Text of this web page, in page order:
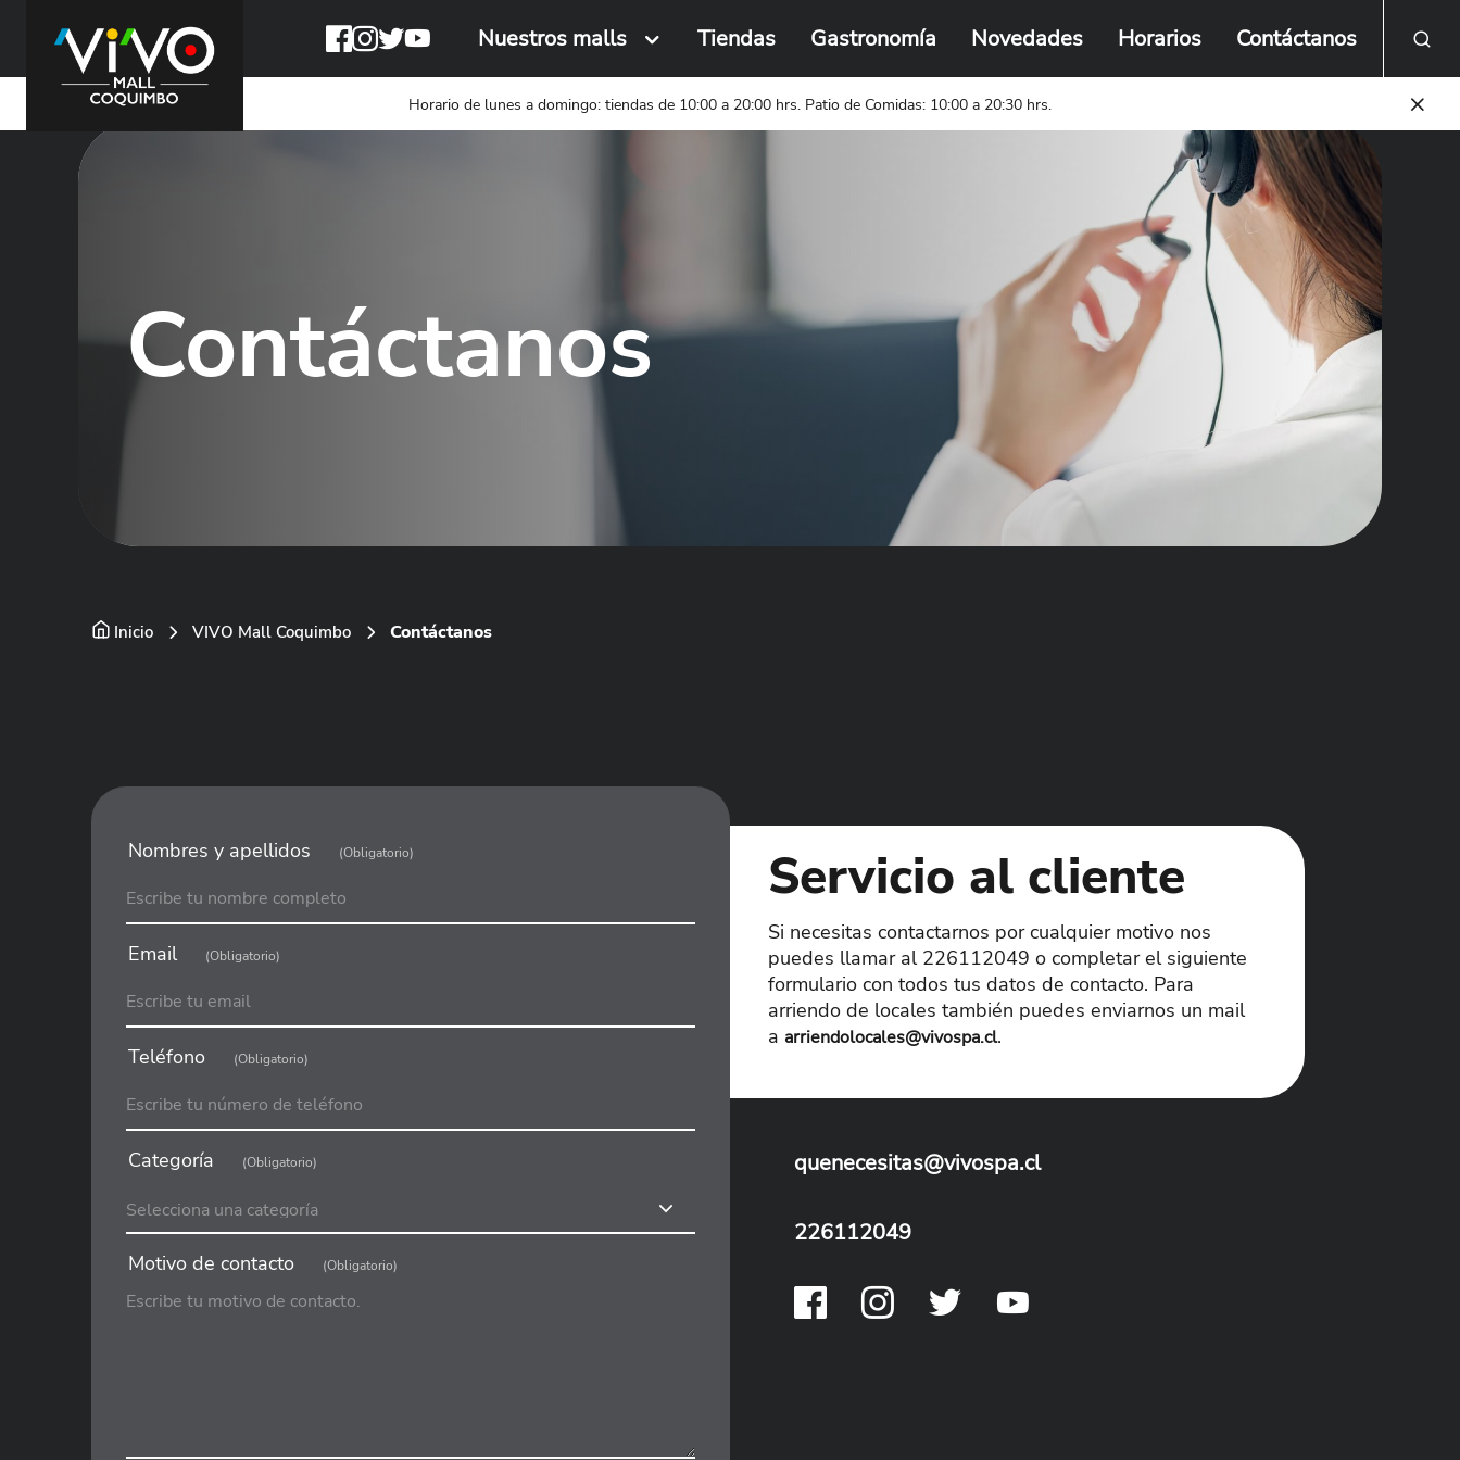
Nuestros malls Tiendas Gastronomía Novedades Horarios Contáctanos
Busca una tienda o local
Horario de lunes a domingo: tiendas de 10:00 a 20:00 hrs. Patio de Comidas: 10:00 a 20:30 hrs.
Contáctanos
Inicio VIVO Mall Coquimbo Contáctanos
Servicio al cliente
Si necesitas contactarnos por cualquier motivo nos
puedes llamar al 226112049 o completar el siguiente
formulario con todos tus datos de contacto. Para
arriendo de locales también puedes enviarnos un mail
a arriendolocales@vivospa.cl.
Nombres y apellidos (Obligatorio)
Email (Obligatorio)
Teléfono (Obligatorio)
Categoría (Obligatorio)
Motivo de contacto (Obligatorio)
quenecesitas@vivospa.cl
226112049